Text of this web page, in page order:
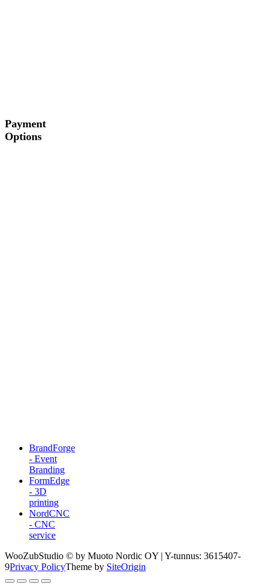
Payment
Options
BrandForge
- Event
Branding
FormEdge
- 3D
printing
NordCNC
- CNC
service
WooZubStudio © by Muoto Nordic OY | Y-tunnus: 3615407-
9Privacy PolicyTheme by SiteOrigin